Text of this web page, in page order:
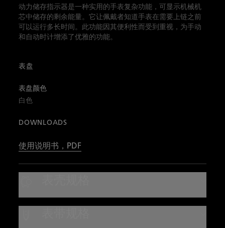
动力储存指示器是一种实用的手表复杂功能，可显示机械机
芯中储存的剩余能量。它让佩戴者知道手表在需要上链之前
可以运行多长时间。此功能因其便利性而受到重视，为手动
和自动时计增添了优雅的功能。
表盘
表盘颜色
白色
DOWNLOADS
使用说明书，PDF